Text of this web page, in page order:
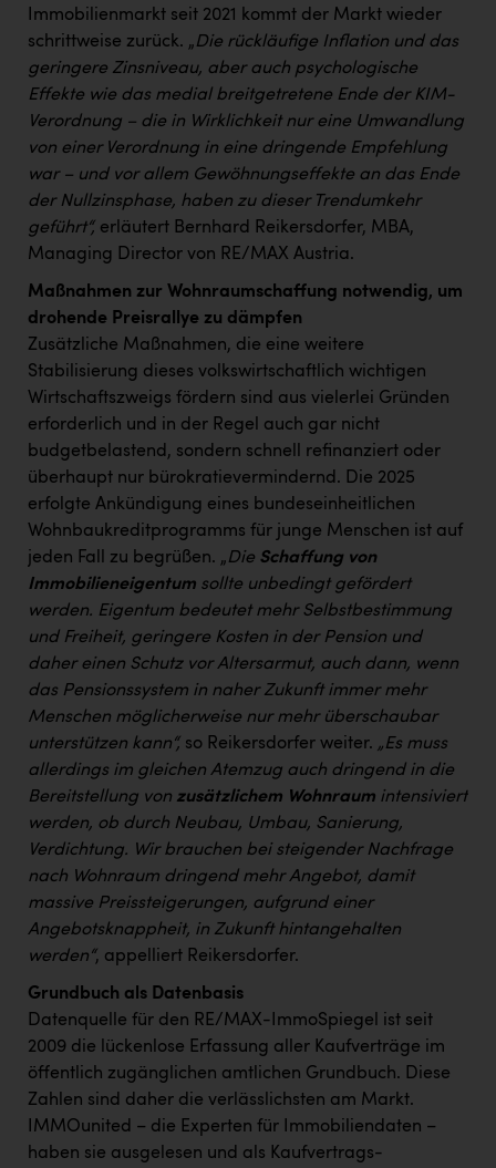
Immobilienmarkt seit 2021 kommt der Markt wieder
schrittweise zurück. „Die rückläufige Inflation und das
geringere Zinsniveau, aber auch psychologische
Effekte wie das medial breitgetretene Ende der KIM-
Verordnung – die in Wirklichkeit nur eine Umwandlung
von einer Verordnung in eine dringende Empfehlung
war – und vor allem Gewöhnungseffekte an das Ende
der Nullzinsphase, haben zu dieser Trendumkehr
geführt“, erläutert Bernhard Reikersdorfer, MBA,
Managing Director von RE/MAX Austria.
Maßnahmen zur Wohnraumschaffung notwendig, um
drohende Preisrallye zu dämpfen
Zusätzliche Maßnahmen, die eine weitere
Stabilisierung dieses volkswirtschaftlich wichtigen
Wirtschaftszweigs fördern sind aus vielerlei Gründen
erforderlich und in der Regel auch gar nicht
budgetbelastend, sondern schnell refinanziert oder
überhaupt nur bürokratievermindernd. Die 2025
erfolgte Ankündigung eines bundeseinheitlichen
Wohnbaukreditprogramms für junge Menschen ist auf
jeden Fall zu begrüßen. „Die Schaffung von
Immobilieneigentum sollte unbedingt gefördert
werden. Eigentum bedeutet mehr Selbstbestimmung
und Freiheit, geringere Kosten in der Pension und
daher einen Schutz vor Altersarmut, auch dann, wenn
das Pensionssystem in naher Zukunft immer mehr
Menschen möglicherweise nur mehr überschaubar
unterstützen kann“, so Reikersdorfer weiter. „Es muss
allerdings im gleichen Atemzug auch dringend in die
Bereitstellung von zusätzlichem Wohnraum intensiviert
werden, ob durch Neubau, Umbau, Sanierung,
Verdichtung. Wir brauchen bei steigender Nachfrage
nach Wohnraum dringend mehr Angebot, damit
massive Preissteigerungen, aufgrund einer
Angebotsknappheit, in Zukunft hintangehalten
werden“, appelliert Reikersdorfer.
Grundbuch als Datenbasis
Datenquelle für den RE/MAX-ImmoSpiegel ist seit
2009 die lückenlose Erfassung aller Kaufverträge im
öffentlich zugänglichen amtlichen Grundbuch. Diese
Zahlen sind daher die verlässlichsten am Markt.
IMMOunited – die Experten für Immobiliendaten –
haben sie ausgelesen und als Kaufvertrags-